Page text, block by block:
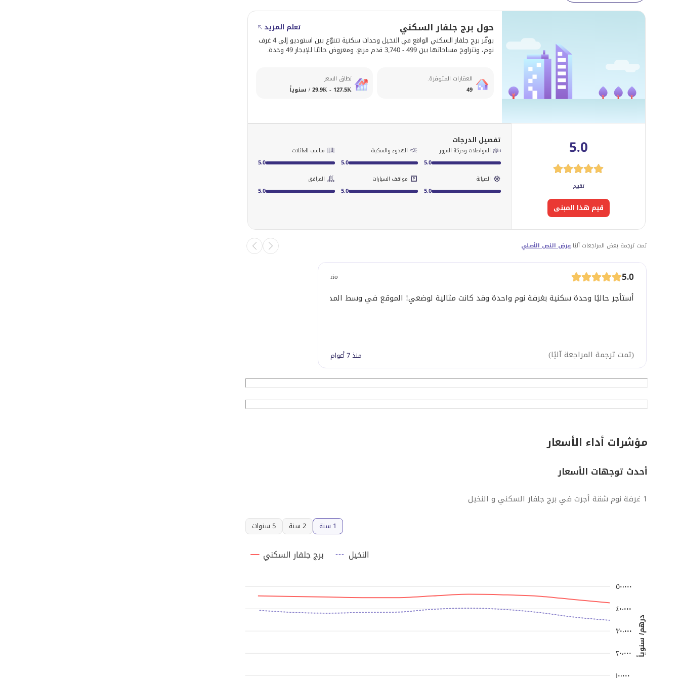
حول برج جلفار السكني
تعلم المزيد
يوفّر برج جلفار السكني الواقع في النخيل وحدات سكنية تتنوّع بين استوديو إلى 4 غرف
نوم، وتتراوح مساحاتها بين 499 - 3,740 قدم مربع. ومعروض حاليًا للإيجار 49 وحدة.
العقارات المتوفرة.
49
نطاق السعر
29.9K - 127.5K / سنوياً
5.0
تقييم
قيم هذا المبنى
تفصيل الدرجات
المواصلات وحركة المرور
5.0
الهدوء والسكينة
5.0
مناسب للعائلات
5.0
الصيانة
5.0
مواقف السيارات
5.0
المرافق
5.0
تمت ترجمة بعض المراجعات آليًا.عرض النص الأصلي
5.0
rio
أستأجر حاليًا وحدة سكنية بغرفة نوم واحدة وقد كانت مثالية لوضعي! الموقع في وسط المدينة، على بعد مسافة سيرًا على الأقدام من أكبر مركز تجاري في رأس الخيمة (منار مول). يعجبني أن
(تمت ترجمة المراجعة آليًا) منذ 7 أعوام
مؤشرات أداء الأسعار
أحدث توجهات الأسعار
1 غرفة نوم شقة أجرت في برج جلفار السكني و النخيل
1 سنة 2 سنة 5 سنوات
درهم/ سنوياً
١٠٬٠٠٠
٢٠٬٠٠٠
٣٠٬٠٠٠
٤٠٬٠٠٠
٥٠٬٠٠٠
برج جلفار السكني النخيل